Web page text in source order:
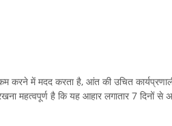
करने में मदद करता है, आंत की उचित
महत्वपूर्ण है कि यह आहार लगातार 7 दिनों